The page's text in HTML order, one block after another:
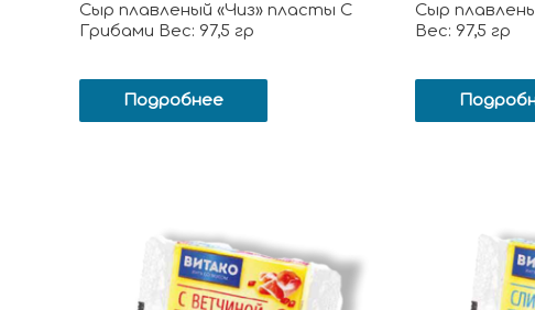
Сыр плавленый «Чиз» пласты С
Грибами Вес: 97,5 гр
Подробнее
Сыр
Вес: 97,5 гр